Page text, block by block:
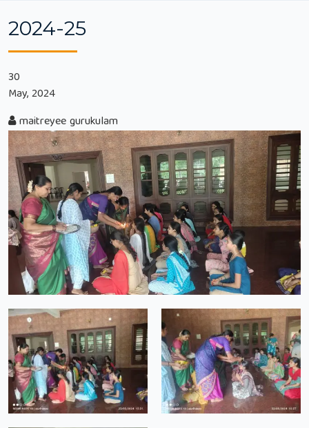
2024-25
30
May, 2024
maitreyee gurukulam